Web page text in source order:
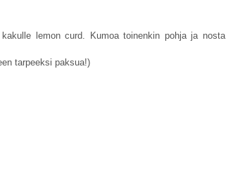
lemon curd. Kumoa toinenkin pohja ja nosta
tarpeeksi paksua!)